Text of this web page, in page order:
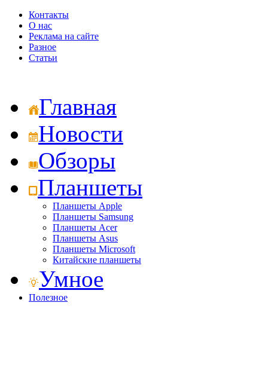
Контакты
О нас
Реклама на сайте
Разное
Статьи
Главная
Новости
Обзоры
Планшеты
Планшеты Apple
Планшеты Samsung
Планшеты Acer
Планшеты Asus
Планшеты Microsoft
Китайские планшеты
Умное
Полезное